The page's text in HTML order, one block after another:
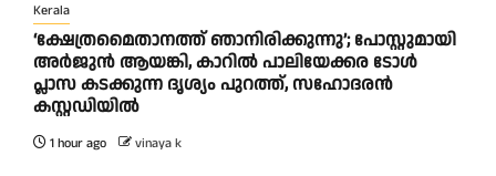
Kerala
‘ക്ഷേത്രമൈതാനത്ത് ഞാനിരിക്കുന്നു’; പോസ്റ്റുമായി
അർജുൻ ആയങ്കി, കാറിൽ പാലിയേക്കര ടോൾ
പ്ലാസ കടക്കുന്ന ദൃശ്യം പുറത്ത്, സഹോദരൻ
കസ്റ്റഡിയിൽ
1 hour ago vinaya k